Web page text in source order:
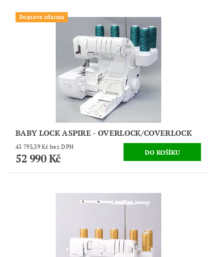
Doprava zdarma
BABY LOCK ASPIRE - OVERLOCK/COVERLOCK
43 793,39 Kč bez DPH
52 990 Kč